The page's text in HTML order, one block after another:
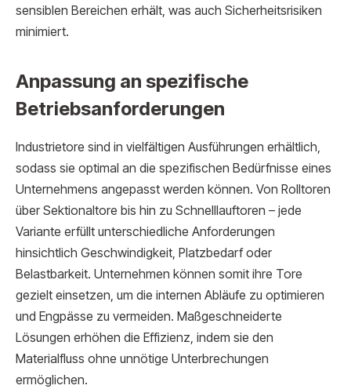
sensiblen Bereichen erhält, was auch Sicherheitsrisiken
minimiert.
Anpassung an spezifische
Betriebsanforderungen
Industrietore sind in vielfältigen Ausführungen erhältlich,
sodass sie optimal an die spezifischen Bedürfnisse eines
Unternehmens angepasst werden können. Von Rolltoren
über Sektionaltore bis hin zu Schnelllauftoren – jede
Variante erfüllt unterschiedliche Anforderungen
hinsichtlich Geschwindigkeit, Platzbedarf oder
Belastbarkeit. Unternehmen können somit ihre Tore
gezielt einsetzen, um die internen Abläufe zu optimieren
und Engpässe zu vermeiden. Maßgeschneiderte
Lösungen erhöhen die Effizienz, indem sie den
Materialfluss ohne unnötige Unterbrechungen
ermöglichen.